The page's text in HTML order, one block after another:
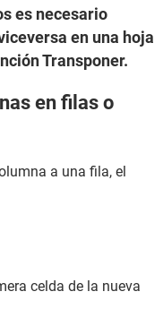
es necesario
en una hoja
Transponer.
en filas o
a una fila, el
celda de la nueva